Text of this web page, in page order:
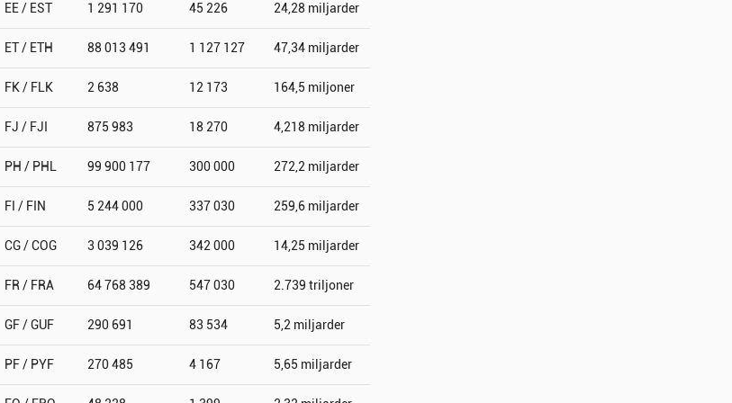
EE / EST 1 291 170 45 226 24,28 miljarder
ET / ETH 88 013 491 1 127 127 47,34 miljarder
FK / FLK 2 638 12 173 164,5 miljoner
FJ / FJI 875 983 18 270 4,218 miljarder
PH / PHL 99 900 177 300 000 272,2 miljarder
FI / FIN 5 244 000 337 030 259,6 miljarder
CG / COG 3 039 126 342 000 14,25 miljarder
FR / FRA 64 768 389 547 030 2.739 triljoner
GF / GUF 290 691 83 534 5,2 miljarder
PF / PYF 270 485 4 167 5,65 miljarder